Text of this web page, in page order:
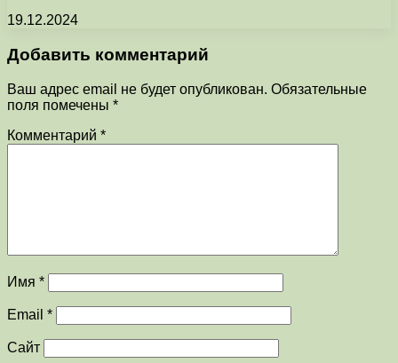
19.12.2024
Добавить комментарий
Ваш адрес email не будет опубликован. Обязательные
поля помечены *
Комментарий *
Имя *
Email *
Сайт